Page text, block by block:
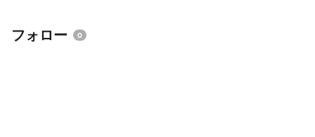
フォロー 0